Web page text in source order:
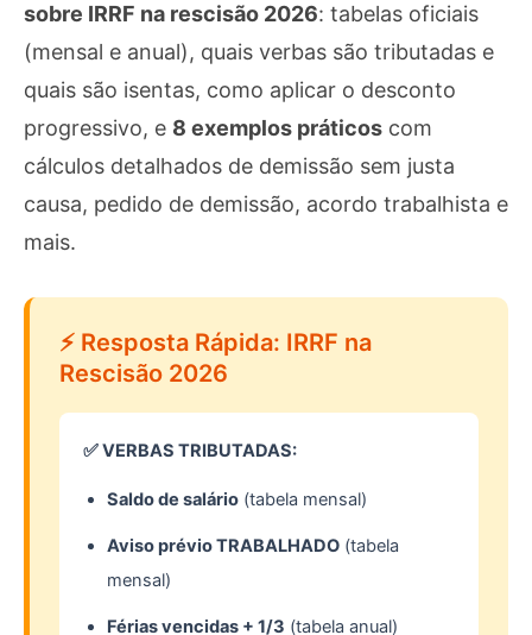
sobre IRRF na rescisão 2026: tabelas oficiais
(mensal e anual), quais verbas são tributadas e
quais são isentas, como aplicar o desconto
progressivo, e 8 exemplos práticos com
cálculos detalhados de demissão sem justa
causa, pedido de demissão, acordo trabalhista e
mais.
⚡ Resposta Rápida: IRRF na
Rescisão 2026
✅ VERBAS TRIBUTADAS:
Saldo de salário (tabela mensal)
Aviso prévio TRABALHADO (tabela
mensal)
Férias vencidas + 1/3 (tabela anual)